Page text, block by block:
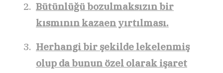
Bütünlüğü bozulmaksızın bir
kısmının kazaen yırtılması.
Herhangi bir şekilde lekelenmiş
olup da bunun özel olarak işaret